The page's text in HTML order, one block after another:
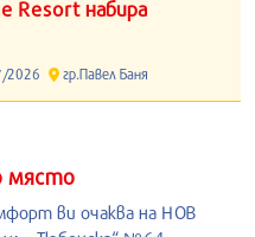
Resort набира
2026 гр.Павел Баня
място
ви очаква на НОВ